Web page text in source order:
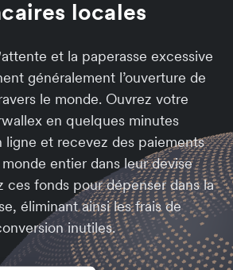
locales
et la paperasse excessive
généralement l’ouverture de
le monde. Ouvrez votre
en quelques minutes
et recevez des paiements
entier dans leur devise
ces fonds pour dépenser dans la
éliminant ainsi les frais de
inutiles.